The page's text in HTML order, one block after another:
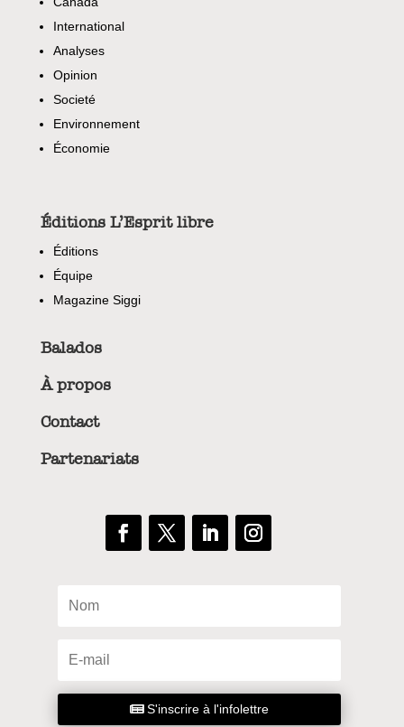
International
Analyses
Opinion
Societé
Environnement
Économie
Éditions L’Esprit libre
Éditions
Équipe
Magazine Siggi
Balados
À propos
Contact
Partenariats
S'inscrire à l'infolettre